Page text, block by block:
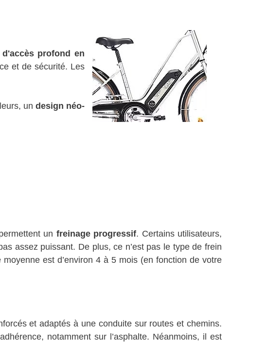
d'accès profond en
et de sécurité. Les
un design néo-
un freinage progressif. Certains utilisateurs,
assez puissant. De plus, ce n’est pas le type de frein
est d’environ 4 à 5 mois (en fonction de votre
et adaptés à une conduite sur routes et chemins.
notamment sur l’asphalte. Néanmoins, il est